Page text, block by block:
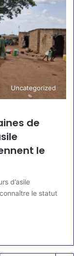
Uncategorized
de
le
d’asile
le statut